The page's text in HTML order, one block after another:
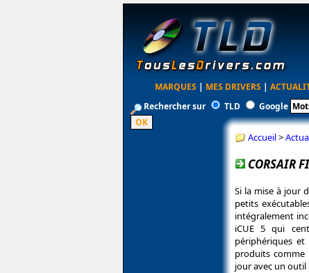
MARQUES | MES DRIVERS |
Rechercher sur
TLD Google
Accueil>
CORSAIR
Si la mise à jour
petits
intégralement
iCUE 5 qui
périphériques et
produits comme
jour avec un outil